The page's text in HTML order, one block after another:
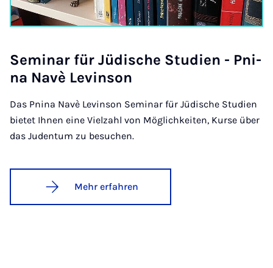
Se­mi­nar für Jü­di­sche Stu­di­en - Pni­
na Na­vè Le­vin­son
Das Pnina Navè Levinson Seminar für Jüdische Studien
bietet Ihnen eine Vielzahl von Möglichkeiten, Kurse über
das Judentum zu besuchen.
Mehr erfahren